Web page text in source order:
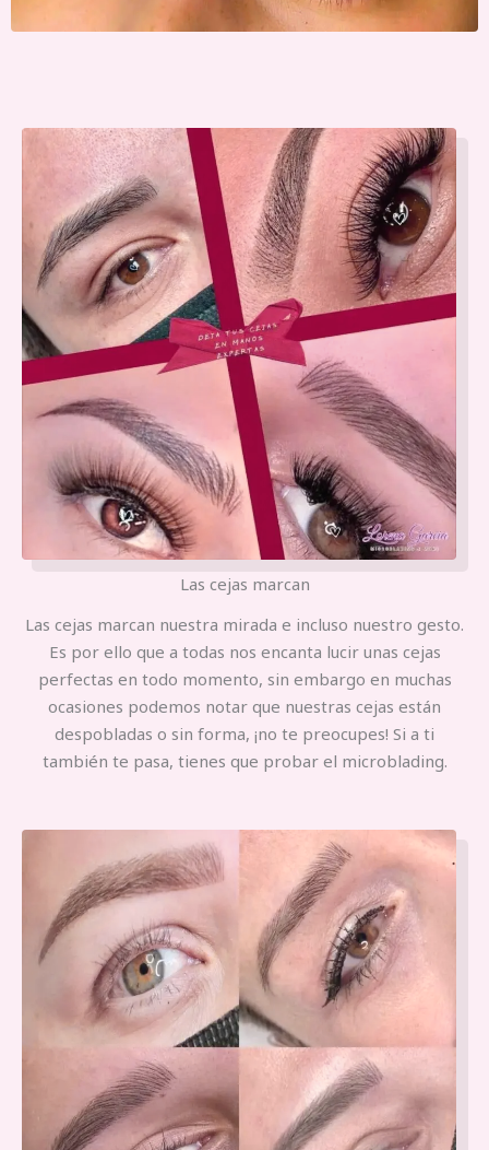
Las cejas marcan
Las cejas marcan nuestra mirada e incluso nuestro gesto.
Es por ello que a todas nos encanta lucir unas cejas
perfectas en todo momento, sin embargo en muchas
ocasiones podemos notar que nuestras cejas están
despobladas o sin forma, ¡no te preocupes! Si a ti
también te pasa, tienes que probar el microblading.